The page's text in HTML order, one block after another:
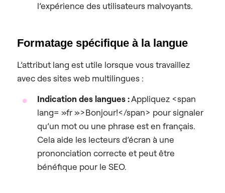
l’expérience des utilisateurs malvoyants.
Formatage spécifique à la langue
L’attribut lang est utile lorsque vous travaillez
avec des sites web multilingues :
Indication des langues :Appliquez <span
lang= »fr »>Bonjour!</span> pour signaler
qu’un mot ou une phrase est en français.
Cela aide les lecteurs d’écran à une
prononciation correcte et peut être
bénéfique pour le SEO.